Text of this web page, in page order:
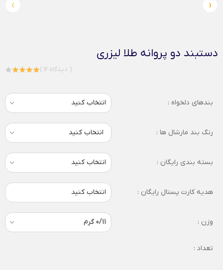
‹
›
دستبند دو پروانه طلا لیزری
( 12 دیدگاه )
بندهای دلخواه :
رنگ بند مارشال ها : انتخاب کنید
بسته بندی رایگان :
هدیه کارت پستال رایگان : انتخاب کنید
وزن :
تعداد :